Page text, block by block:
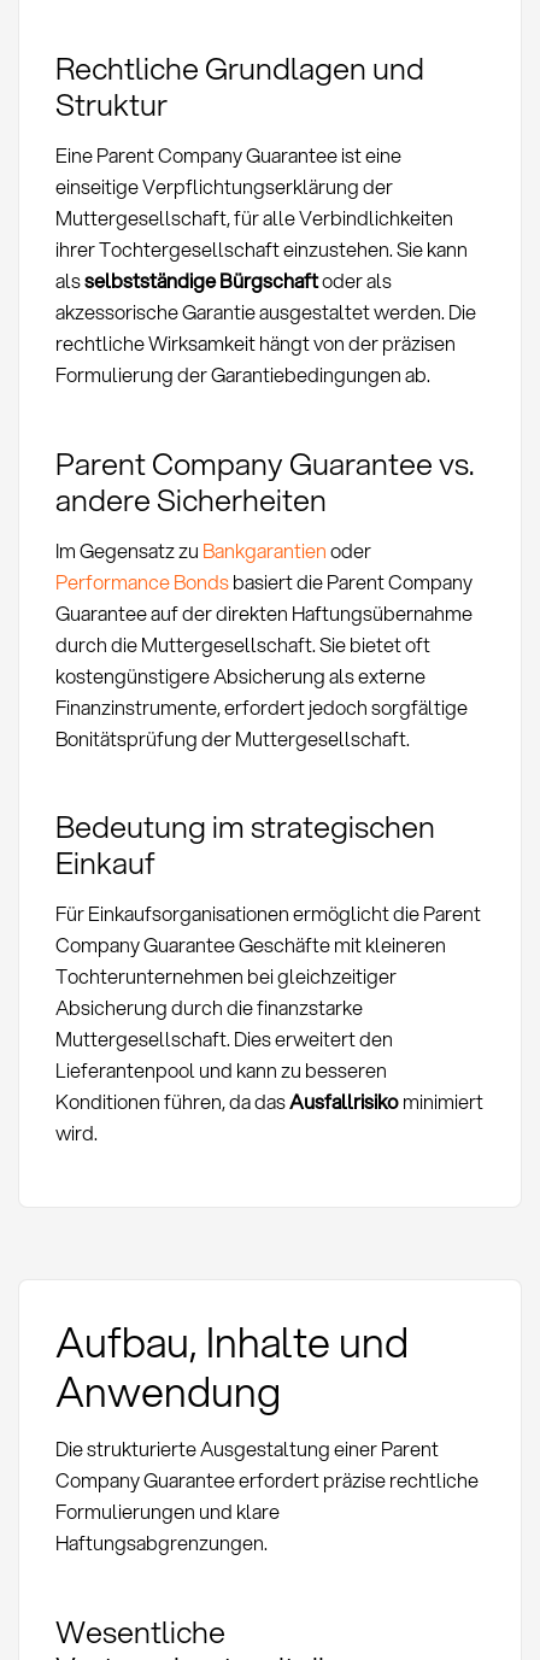
Rechtliche Grundlagen und
Struktur
Eine Parent Company Guarantee ist eine
einseitige Verpflichtungserklärung der
Muttergesellschaft, für alle Verbindlichkeiten
ihrer Tochtergesellschaft einzustehen. Sie kann
alsselbstständige Bürgschaftoder als
akzessorische Garantie ausgestaltet werden. Die
rechtliche Wirksamkeit hängt von der präzisen
Formulierung der Garantiebedingungen ab.
Parent Company Guarantee vs.
andere Sicherheiten
Im Gegensatz zu Bankgarantienoder
Performance Bondsbasiert die Parent Company
Guarantee auf der direkten Haftungsübernahme
durch die Muttergesellschaft. Sie bietet oft
kostengünstigere Absicherung als externe
Finanzinstrumente, erfordert jedoch sorgfältige
Bonitätsprüfung der Muttergesellschaft.
Bedeutung im strategischen
Einkauf
Für Einkaufsorganisationen ermöglicht die Parent
Company Guarantee Geschäfte mit kleineren
Tochterunternehmen bei gleichzeitiger
Absicherung durch die finanzstarke
Muttergesellschaft. Dies erweitert den
Lieferantenpool und kann zu besseren
Konditionen führen, da dasAusfallrisikominimiert
wird.
Aufbau, Inhalte und
Anwendung
Die strukturierte Ausgestaltung einer Parent
Company Guarantee erfordert präzise rechtliche
Formulierungen und klare
Haftungsabgrenzungen.
Wesentliche